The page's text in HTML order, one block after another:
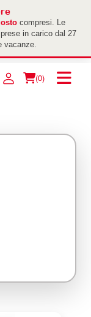
compresi. Le
in carico dal 27
vacanze.
(0)